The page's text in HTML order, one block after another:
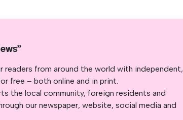
readers from around the world with independent,
free – both online and in print.
the local community, foreign residents and
our newspaper, website, social media and